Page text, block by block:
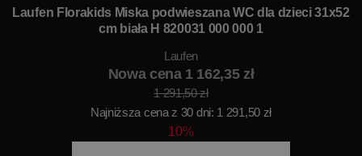
Laufen Florakids Miska podwieszana WC dla dzieci 31x52
cm biała H 820031 000 000 1
Laufen
Nowa cena 1 162,35 zł
1 291,50 zł
Najniższa cena z 30 dni: 1 291,50 zł
10%